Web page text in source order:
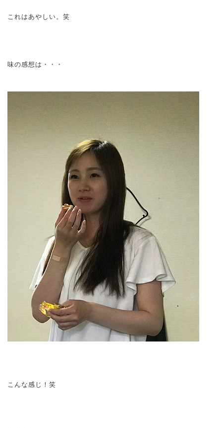
これはあやしい。笑
味の感想は・・・
こんな感じ！笑